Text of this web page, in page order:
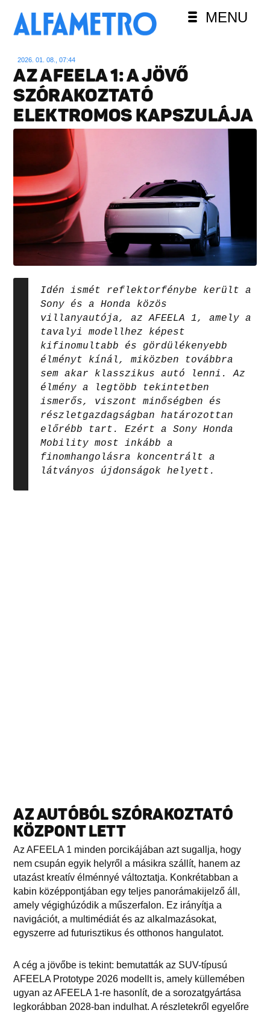
MENU
2026. 01. 08., 07:44
AZ AFEELA 1: A JÖVŐ
SZÓRAKOZTATÓ
ELEKTROMOS KAPSZULÁJA
Idén ismét reflektorfénybe került a
Sony és a Honda közös
villanyautója, az AFEELA 1, amely a
tavalyi modellhez képest
kifinomultabb és gördülékenyebb
élményt kínál, miközben továbbra
sem akar klasszikus autó lenni. Az
élmény a legtöbb tekintetben
ismerős, viszont minőségben és
részletgazdagságban határozottan
előrébb tart. Ezért a Sony Honda
Mobility most inkább a
finomhangolásra koncentrált a
látványos újdonságok helyett.
AZ AUTÓBÓL SZÓRAKOZTATÓ
KÖZPONT LETT
Az AFEELA 1 minden porcikájában azt sugallja, hogy
nem csupán egyik helyről a másikra szállít, hanem az
utazást kreatív élménnyé változtatja. Konkrétabban a
kabin középpontjában egy teljes panorámakijelző áll,
amely végighúzódik a műszerfalon. Ez irányítja a
navigációt, a multimédiát és az alkalmazásokat,
egyszerre ad futurisztikus és otthonos hangulatot.
A cég a jövőbe is tekint: bemutatták az SUV-típusú
AFEELA Prototype 2026 modellt is, amely küllemében
ugyan az AFEELA 1-re hasonlít, de a sorozatgyártása
legkorábban 2028-ban indulhat. A részletekről egyelőre